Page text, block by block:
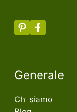
Generale
Chi siamo